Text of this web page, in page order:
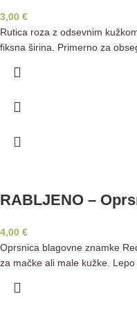
3,00 €
Rutica roza z odsevnim
fiksna širina. Primerno za
RABLJENO –
4,00 €
Oprsnica blagovne znamke
za mačke ali male kužke.